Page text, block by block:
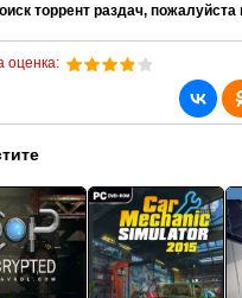
торрент раздач,
оценка: